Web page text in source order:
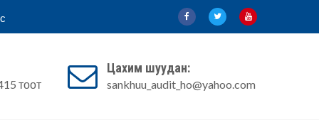
тоот
Цахим шуудан:
sankhuu_audit_ho@yahoo.com